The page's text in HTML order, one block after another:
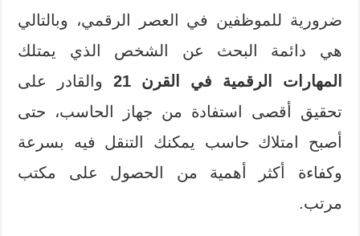
ضرورية للموظفين في العصر الرقمي، وبالتالي
هي دائمة البحث عن الشخص الذي يمتلك
المهارات الرقمية في القرن 21
والقادر على
تحقيق أقصى استفادة من جهاز الحاسب، حتى
أصبح امتلاك حاسب يمكنك التنقل فيه بسرعة
وكفاءة أكثر أهمية من الحصول على مكتب
مرتب.